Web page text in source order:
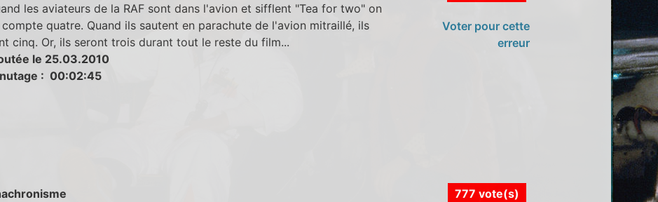
les aviateurs de la RAF sont dans l'avion et sifflent "Tea for two" on
compte quatre. Quand ils sautent en parachute de l'avion mitraillé, ils
cinq. Or, ils seront trois durant tout le reste du film...
le 25.03.2010
: 00:02:45
Voter pour cette
erreur
777 vote(s)